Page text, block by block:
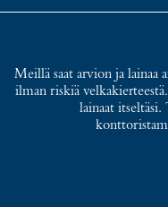
Meillä saat arvion ja lainaa
ilman riskiä
lainaat